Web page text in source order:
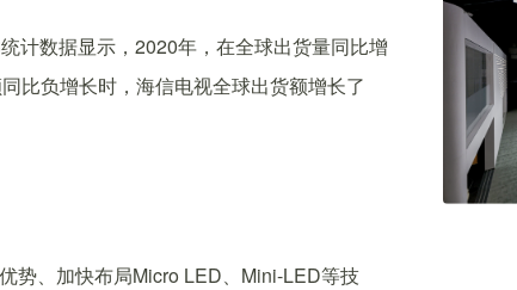
计数据显示，2020年，在全球出货量同比增
比负增长时，海信电视全球出货额增长了
势、加快布局Micro LED、Mini-LED等技